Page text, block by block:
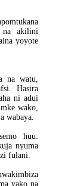
na akilini
yoyote
na watu,
Hasira
ni adui
wako,
wabaya.
huu:
nyuma
fulani.
yako na